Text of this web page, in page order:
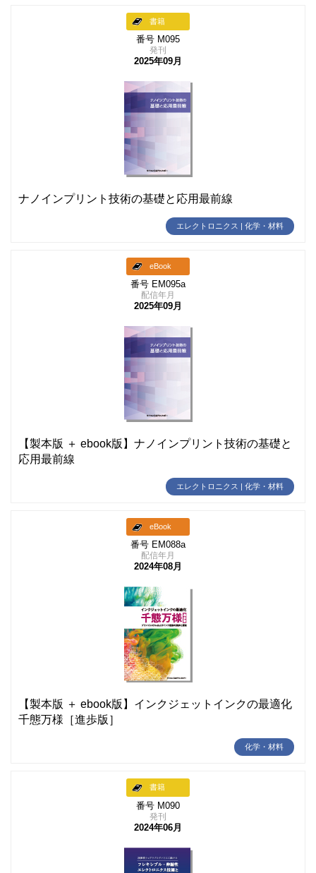
書籍
番号 M095
発刊
2025年09月
ナノインプリント技術の基礎と応用最前線
エレクトロニクス | 化学・材料
eBook
番号 EM095a
配信年月
2025年09月
【製本版 ＋ ebook版】ナノインプリント技術の基礎と
応用最前線
エレクトロニクス | 化学・材料
eBook
番号 EM088a
配信年月
2024年08月
【製本版 ＋ ebook版】インクジェットインクの最適化
千態万様［進歩版］
化学・材料
書籍
番号 M090
発刊
2024年06月